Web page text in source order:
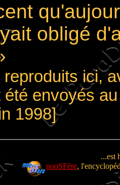
obligé
reproduits ici,
été envoyés
1998]
...est
nooSFère,